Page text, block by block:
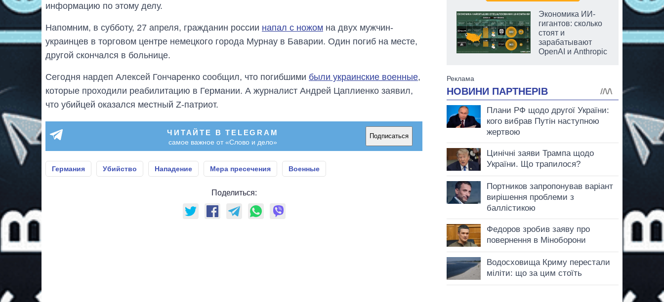
информацию по этому делу.
Напомним, в субботу, 27 апреля, гражданин россии напал с ножом на двух мужчин-
украинцев в торговом центре немецкого города Мурнау в Баварии. Один погиб на месте,
другой скончался в больнице.
Сегодня нардеп Алексей Гончаренко сообщил, что погибшими были украинские военные,
которые проходили реабилитацию в Германии. А журналист Андрей Цаплиенко заявил,
что убийцей оказался местный Z-патриот.
ЧИТАЙТЕ В TELEGRAM
самое важное от «Слово и дело»
Подписаться
Германия Убийство Нападение Мера пресечения Военные
Поделиться:
выращивали в
Украине до и во
Экономика ИИ-
гигантов: сколько
стоят и
зарабатывают
OpenAI и Anthropic